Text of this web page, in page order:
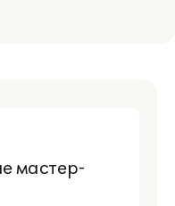
мастер-